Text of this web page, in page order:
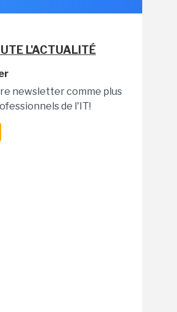
L'ACTUALITÉ
newsletter comme plus
de l'IT!